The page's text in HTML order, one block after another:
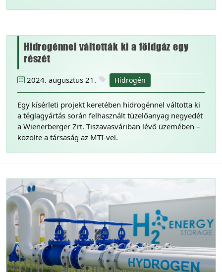
Hidrogénnel váltották ki a földgáz egy
részét
2024. augusztus 21. Hidrogén
Egy kísérleti projekt keretében hidrogénnel váltotta ki
a téglagyártás során felhasznált tüzelőanyag negyedét
a Wienerberger Zrt. Tiszavasváriban lévő üzemében –
közölte a társaság az MTI-vel.